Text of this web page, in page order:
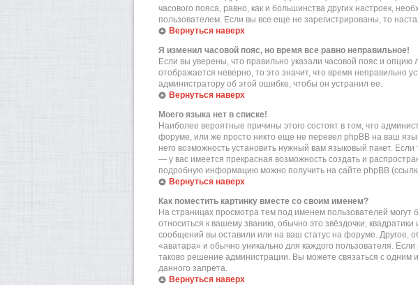
часового пояса, равно, как и большинства других настроек,
пользователем. Если вы все еще не зарегистрированы, то
Вернуться наверх
Я изменил часовой пояс, но время все равно неправильное!
Если вы уверены, что правильно указали часовой пояс и опцию
отображается неверно, то это значит, что время неправильно
администратору об этой ошибке, чтобы он устранил ее.
Вернуться наверх
Моего языка нет в списке!
Наиболее вероятные причины этого состоят в том, что
форуме, или же просто никто еще не перевел phpBB на ваш
него возможность установить нужный вам языковый пакет. Если
— у вас имеется прекрасная возможность создать и
подробную информацию можно получить на сайте phpBB
Вернуться наверх
Как поместить картинку вместе со своим именем?
На страницах просмотра тем под именем пользователей могут
относиться к вашему званию, обычно это звёздочки,
сообщений вы оставили или на ваш статус на форуме. Другое,
«аватара» и обычно уникально для каждого пользователя.
таково решение администрации. Вы можете связаться с одним
данного запрета.
Вернуться наверх